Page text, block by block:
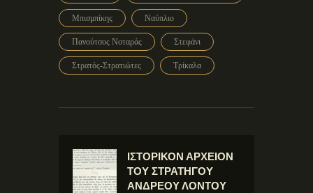
Μπισμπίκης Ναύπλιο
Πανούτσος Νοταράς Στεφάνι
Στρατός-Στρατιώτες Τρίκαλα
ΙΣΤΟΡΙΚΟΝ ΑΡΧΕΙΟΝ
ΤΟΥ ΣΤΡΑΤΗΓΟΥ
ΑΝΔΡΕΟΥ ΛΟΝΤΟΥ